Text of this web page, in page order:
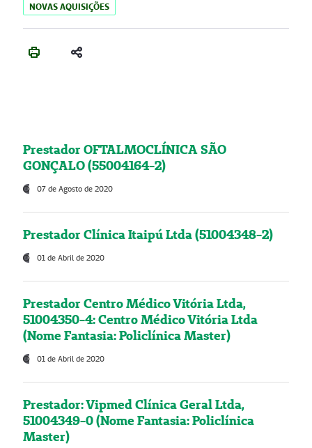
NOVAS AQUISIÇÕES
Prestador OFTALMOCLÍNICA SÃO
GONÇALO (55004164-2)
07 de Agosto de 2020
Prestador Clínica Itaipú Ltda (51004348-2)
01 de Abril de 2020
Prestador Centro Médico Vitória Ltda,
51004350-4: Centro Médico Vitória Ltda
(Nome Fantasia: Policlínica Master)
01 de Abril de 2020
Prestador: Vipmed Clínica Geral Ltda,
51004349-0 (Nome Fantasia: Policlínica
Master)